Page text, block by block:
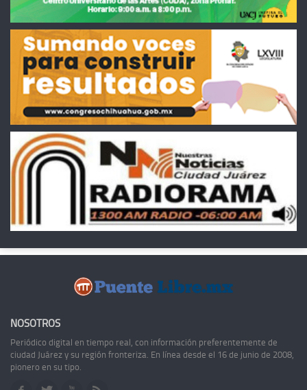
NOSOTROS
Periódico digital en tiempo real, con información preferentemente de
ciudad Juárez y su región fronteriza. En línea desde el 16 de junio de 2008,
pionero en su tipo.